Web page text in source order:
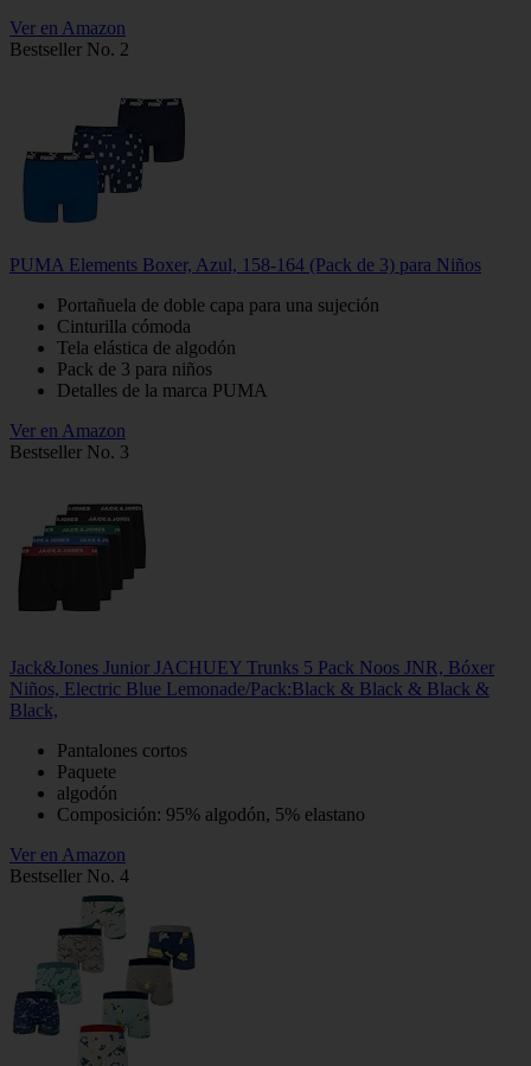
Ver en Amazon
Bestseller No. 2
PUMA Elements Boxer, Azul, 158-164 (Pack de 3) para Niños
Portañuela de doble capa para una sujeción
Cinturilla cómoda
Tela elástica de algodón
Pack de 3 para niños
Detalles de la marca PUMA
Ver en Amazon
Bestseller No. 3
Jack&Jones Junior JACHUEY Trunks 5 Pack Noos JNR, Bóxer
Niños, Electric Blue Lemonade/Pack:Black & Black & Black &
Black,
Pantalones cortos
Paquete
algodón
Composición: 95% algodón, 5% elastano
Ver en Amazon
Bestseller No. 4